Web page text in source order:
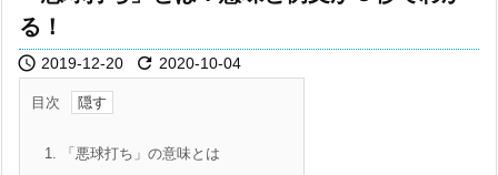
る！
 2019-12-20  2020-10-04
目次
1. 「悪球打ち」の意味とは